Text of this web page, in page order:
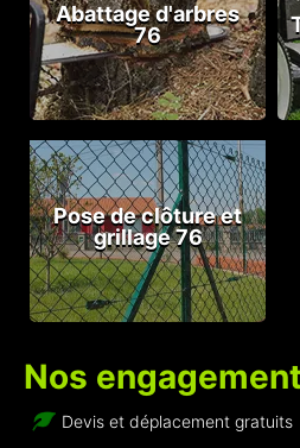
Abattage d'arbres
76
Pose de clôture et
grillage 76
Nos
Devis et déplacement gratuits